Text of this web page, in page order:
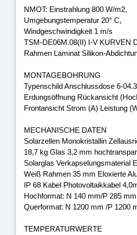
NMOT: Einstrahlung 800 W/m2,
Umgebungstemperatur 20° C,
Windgeschwindigkeit 1 m/s
TSM-DE06M.08(II) I-V KURVEN
Rahmen Laminat Silikon-
MONTAGEBOHRUNG
Typenschild Anschlussdose 6-04.3
Erdungsöffnung Rückansicht
Frontansicht Strom (A) Leistung
MECHANISCHE DATEN
Solarzellen Monokristallin
18,7 kg Glas 3,2 mm
Solarglas Verkapselungsmaterial
Weiß Rahmen 35 mm Eloxierte
IP 68 Kabel Photovoltaikkabel
Hochformat: N 140 mm/P 285
Querformat: N 1200 mm /P 1200
TEMPERATURWERTE